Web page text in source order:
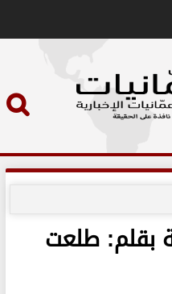
بقلم: طلعت